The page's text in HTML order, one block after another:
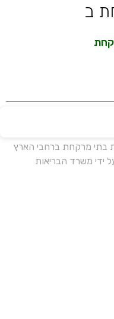
ב
בתי מרקחת ברחבי הארץ
ידי משרד הבריאות